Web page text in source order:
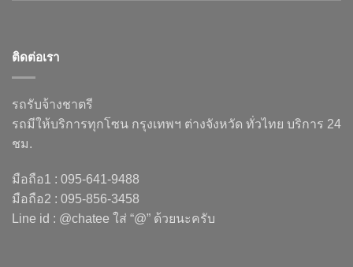
ติดต่อเรา
รถรับจ้างชาตรี
รถมีให้บริการทุกโซน กรุงเทพฯ ต่างจังหวัด ทั่วไทย บริการ 24
ชม.
มือถือ1 : 095-641-9488
มือถือ2 : 095-856-3458
Line id : @chatee ใส่ “@” ด้วยนะครับ